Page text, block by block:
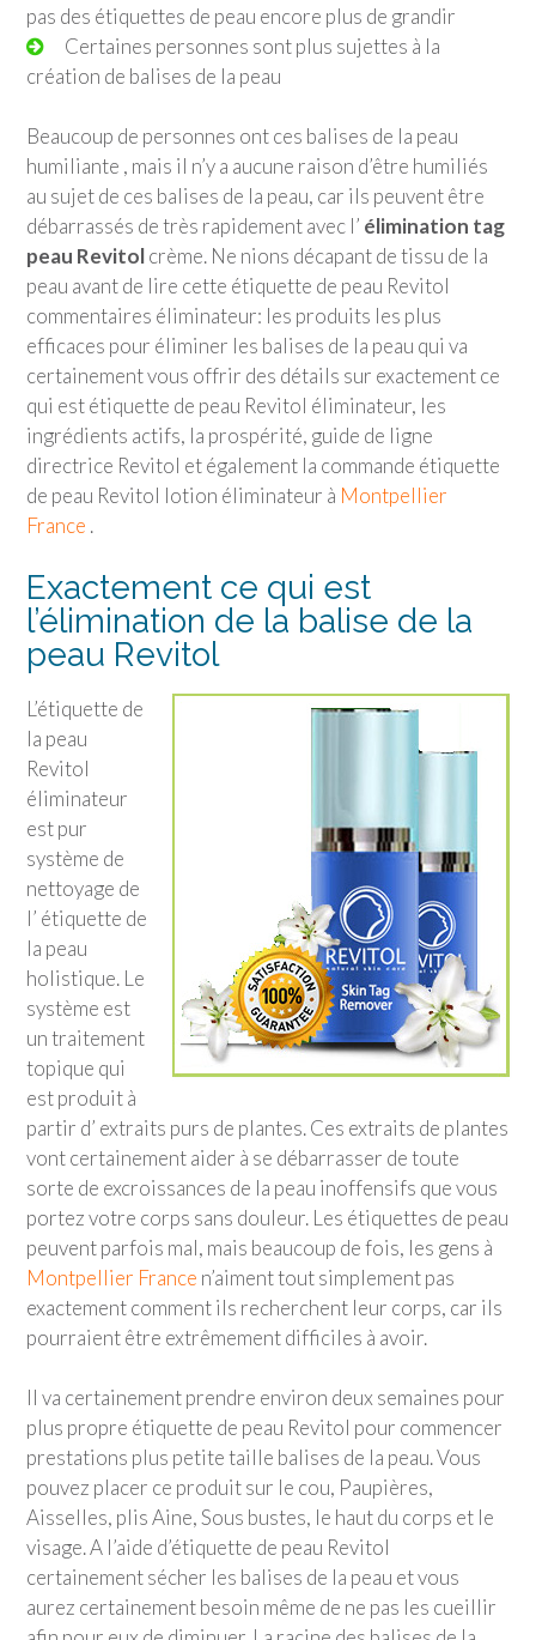
pas des étiquettes de peau encore plus de grandir
Certaines personnes sont plus sujettes à la
création de balises de la peau
Beaucoup de personnes ont ces balises de la peau
humiliante , mais il n’y a aucune raison d’être humiliés
au sujet de ces balises de la peau, car ils peuvent être
débarrassés de très rapidement avec l’ élimination tag
peau Revitolcrème. Ne nions décapant de tissu de la
peau avant de lire cette étiquette de peau Revitol
commentaires éliminateur: les produits les plus
efficaces pour éliminer les balises de la peau qui va
certainement vous offrir des détails sur exactement ce
qui est étiquette de peau Revitol éliminateur, les
ingrédients actifs, la prospérité, guide de ligne
directrice Revitol et également la commande étiquette
de peau Revitol lotion éliminateur à Montpellier
France .
Exactement ce qui est
l’élimination de la balise de la
peau Revitol
L’étiquette de
la peau
Revitol
éliminateur
est pur
système de
nettoyage de
l’ étiquette de
la peau
holistique. Le
système est
un traitement
topique qui
est produit à
partir d’ extraits purs de plantes. Ces extraits de plantes
vont certainement aider à se débarrasser de toute
sorte de excroissances de la peau inoffensifs que vous
portez votre corps sans douleur. Les étiquettes de peau
peuvent parfois mal, mais beaucoup de fois, les gens à
Montpellier France n’aiment tout simplement pas
exactement comment ils recherchent leur corps, car ils
pourraient être extrêmement difficiles à avoir.
Il va certainement prendre environ deux semaines pour
plus propre étiquette de peau Revitol pour commencer
prestations plus petite taille balises de la peau. Vous
pouvez placer ce produit sur le cou, Paupières,
Aisselles, plis Aine, Sous bustes, le haut du corps et le
visage. A l’aide d’étiquette de peau Revitol
certainement sécher les balises de la peau et vous
aurez certainement besoin même de ne pas les cueillir